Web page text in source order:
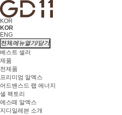
KOR
KOR
ENG
전체 메뉴열기/닫기
베스트 셀러
제품
전제품
프리미엄 알엑스
어드밴스드 랩 에너지
셀 팩토리
에스떼 알엑스
지디일레븐 소개